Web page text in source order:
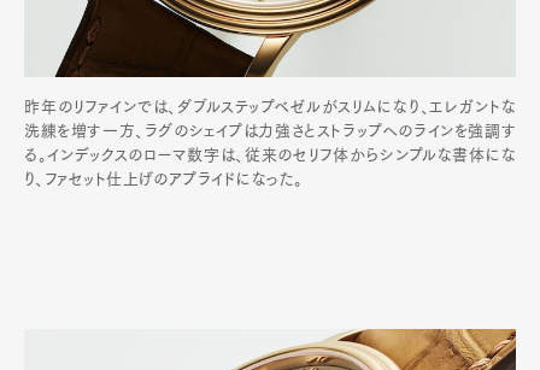
昨年のリファインでは、ダブルステップベゼルがスリムになり、エレガントな
洗練を増す一方、ラグのシェイプは力強さとストラップへのラインを強調す
る。インデックスのローマ数字は、従来のセリフ体からシンプルな書体にな
り、ファセット仕上げのアプライドになった。